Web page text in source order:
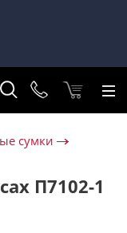
сумки
П7102-1